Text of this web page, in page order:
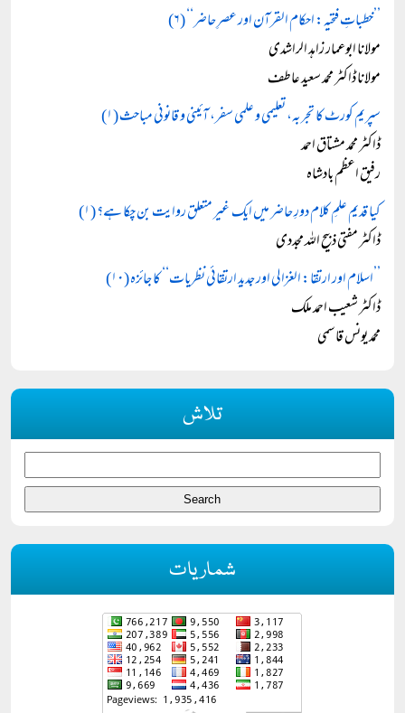
’’خطباتِ فتحیہ: احکام القرآن اور عصرِ حاضر‘‘ (۶)
مولانا ابوعمار زاہد الراشدی
مولانا ڈاکٹر محمد سعید عاطف
سپریم کورٹ کا تجربہ، تعلیمی و علمی سفر، آئینی و قانونی مباحث (۱)
ڈاکٹر محمد مشتاق احمد
رفیق اعظم بادشاہ
کیا قدیم علمِ کلام دورِ حاضر میں ایک غیر متعلق روایت بن چکا ہے؟ (۱)
ڈاکٹر مفتی ذبیح اللہ مجددی
’’اسلام اور ارتقا: الغزالی اور جدید ارتقائی نظریات‘‘ کا جائزہ (۱۰)
ڈاکٹر شعیب احمد ملک
محمد یونس قاسمی
تلاش
شماریات